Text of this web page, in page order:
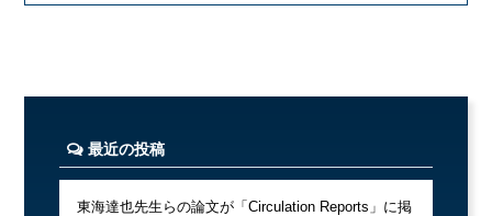
最近の投稿
東海達也先生らの論文が「Circulation Reports」に掲